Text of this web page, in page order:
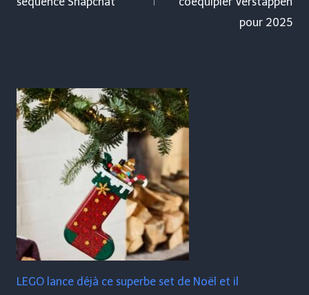
pour 2025
LEGO lance déjà ce superbe set de Noël et il